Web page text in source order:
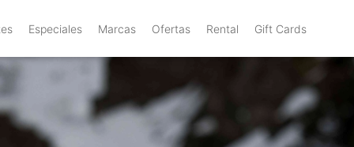
Especiales Marcas Ofertas Rental Gift Cards